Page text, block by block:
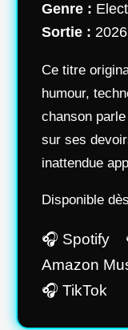
Genre :
Sortie : 2026
Ce titre
humour,
chanson
sur ses
inattendue
Disponible
🎧 Spotify
Amazon
🎧 TikTok